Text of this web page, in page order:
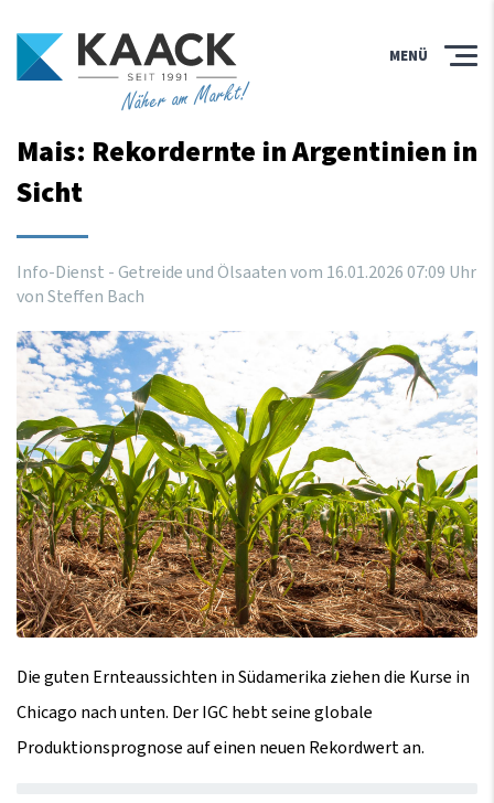
Näher am Markt!
MENÜ
Mais: Rekordernte in Argentinien in
Sicht
Info-Dienst - Getreide und Ölsaaten vom 16.01.202607:09 Uhr
von Steffen Bach
Die guten Ernteaussichten in Südamerika ziehen die Kurse in
Chicago nach unten. Der IGC hebt seine globale
Produktionsprognose auf einen neuen Rekordwert an.